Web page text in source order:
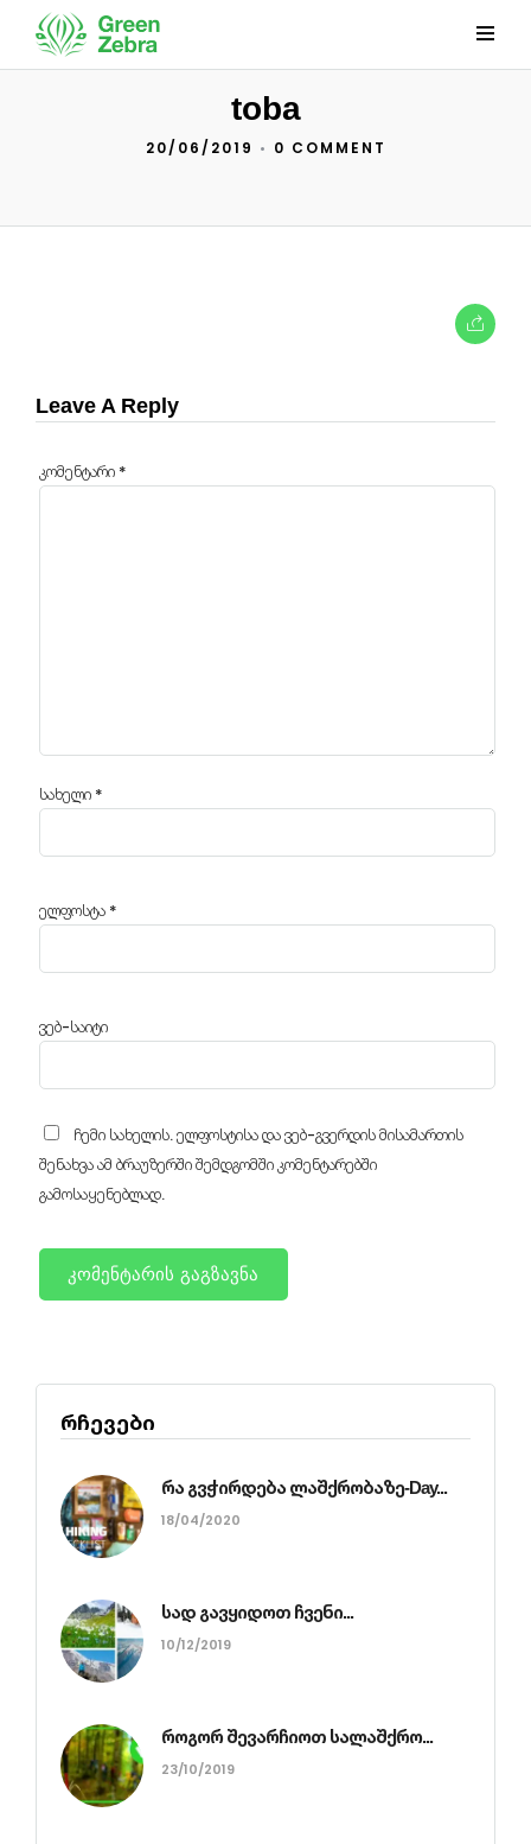
toba
20/06/2019 • 0 COMMENT
Leave A Reply
კომენტარი *
სახელი *
ელფოსტა *
ვებ-საიტი
ჩემი სახელის. ელფოსტისა და ვებ-გვერდის მისამართის
შენახვა ამ ბრაუზერში შემდგომში კომენტარებში
გამოსაყენებლად.
რჩევები
რა გვჭირდება ლაშქრობაზე-Day...
18/04/2020
სად გავყიდოთ ჩვენი...
10/12/2019
როგორ შევარჩიოთ სალაშქრო...
23/10/2019